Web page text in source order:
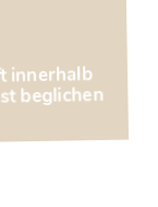
innerhalb
beglichen